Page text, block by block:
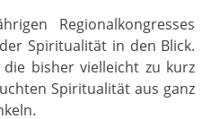
Regionalkongresses
Spiritualität in den Blick.
die bisher vielleicht zu kurz
Spiritualität aus ganz